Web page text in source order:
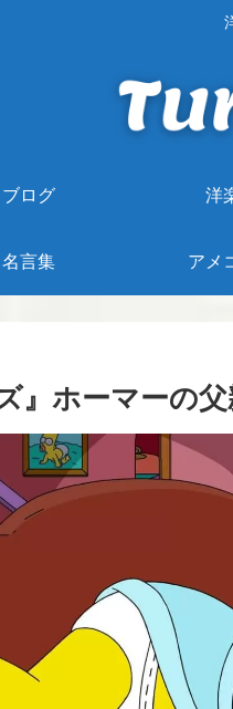
ブログ 洋
名言集 アメ
』ホーマーの